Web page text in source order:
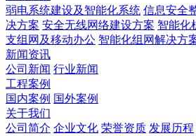
弱电系统建设及智能化系统 信息安全
决方案 安全无线网络建设方案 智能化
支组网及移动办公 智能化组网解决方
新闻资讯
公司新闻 行业新闻
工程案例
国内案例 国外案例
关于我们
公司简介 企业文化 荣誉资质 发展历程